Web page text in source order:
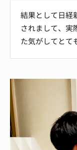
結果として日経
されまして、実
た気がしてとて